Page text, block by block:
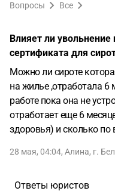
Вопросы Все
Влияет ли
сертификата для
Можно ли сироте
на жилье ,отработала 6
работе пока она не
отработает еще 6
здоровья) и сколько по
28 мая, 04:04, Алина, г.
Ответы юристов